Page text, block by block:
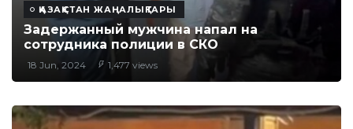
ҚАЗАҚСТАН ЖАҢАЛЫҚТАРЫ
Задержанный мужчина напал на
сотрудника полиции в СКО
18 Jun, 2024 1,477 views